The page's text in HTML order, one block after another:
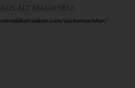
retrobikefranken.com/vorhernachher/